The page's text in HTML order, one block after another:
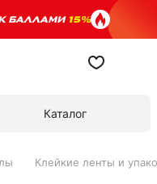
БАЛЛАМИ15%
Каталог
Клейкие ленты и